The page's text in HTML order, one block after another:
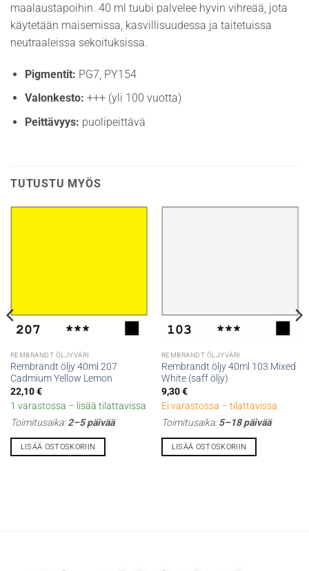
maalaustapoihin. 40 ml tuubi palvelee hyvin vihreää, jota
käytetään maisemissa, kasvillisuudessa ja taitetuissa
neutraaleissa sekoituksissa.
Pigmentit: PG7, PY154
Valonkesto: +++ (yli 100 vuotta)
Peittävyys: puolipeittävä
TUTUSTU MYÖS
REMBRANDT ÖLJYVÄRI
Rembrandt öljy 40ml 207
Cadmium Yellow Lemon
22,10€
1 varastossa – lisää tilattavissa
Toimitusaika:2–5 päivää
LISÄÄ OSTOSKORIIN
REMBRANDT ÖLJYVÄRI
Rembrandt öljy 40ml 103 Mixed
White (saff öljy)
9,30€
Ei varastossa – tilattavissa
Toimitusaika:5–18 päivää
LISÄÄ OSTOSKORIIN